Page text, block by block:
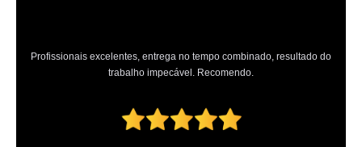
Profissionais excelentes, entrega no tempo combinado, resultado do
trabalho impecável. Recomendo.